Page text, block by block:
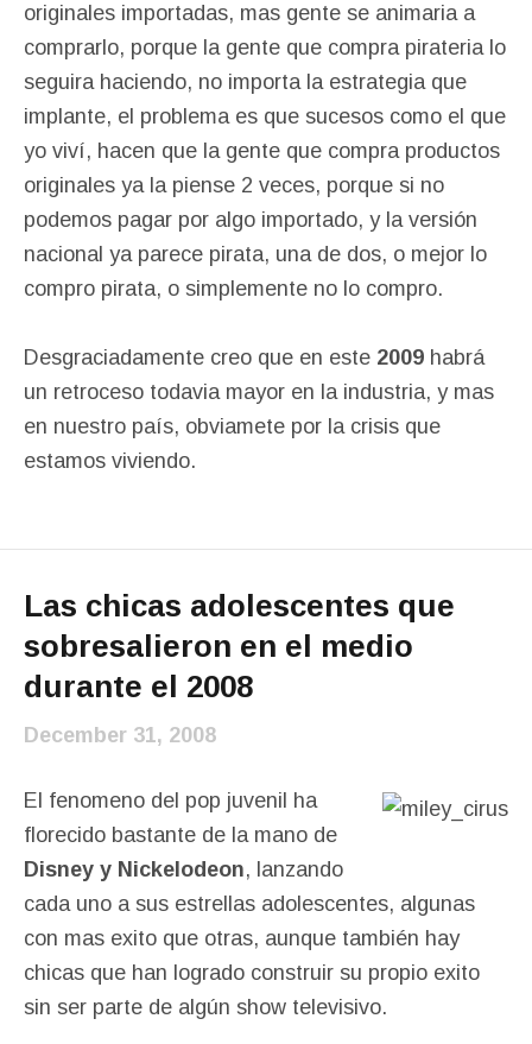
originales importadas, mas gente se animaria a
comprarlo, porque la gente que compra pirateria lo
seguira haciendo, no importa la estrategia que
implante, el problema es que sucesos como el que
yo viví, hacen que la gente que compra productos
originales ya la piense 2 veces, porque si no
podemos pagar por algo importado, y la versión
nacional ya parece pirata, una de dos, o mejor lo
compro pirata, o simplemente no lo compro.
Desgraciadamente creo que en este 2009 habrá
un retroceso todavia mayor en la industria, y mas
en nuestro país, obviamete por la crisis que
estamos viviendo.
Las chicas adolescentes que
sobresalieron en el medio
durante el 2008
December 31, 2008
El fenomeno del pop juvenil ha
florecido bastante de la mano de
Disney y Nickelodeon, lanzando
cada uno a sus estrellas adolescentes, algunas
con mas exito que otras, aunque también hay
chicas que han logrado construir su propio exito
sin ser parte de algún show televisivo.